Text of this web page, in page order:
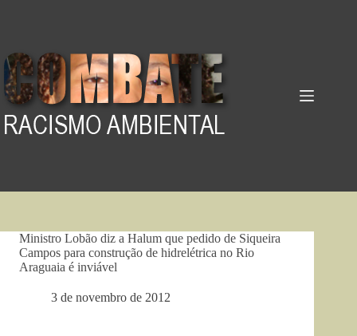
Ministro Lobão diz a Halum que pedido de Siqueira
Campos para construção de hidrelétrica no Rio
Araguaia é inviável
3 de novembro de 2012